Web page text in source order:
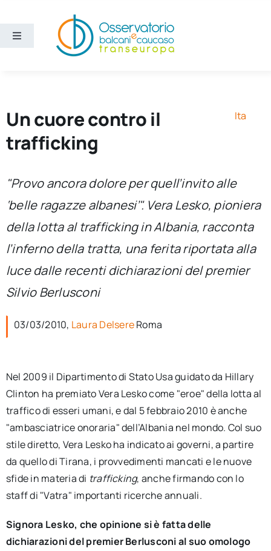
contenuto
Toggle
Ricerca e divulgazione
Sezioni
Chi siamo
per:
Un cuore contro il
trafficking
Ita
"Provo ancora dolore per quell’invito alle
‘belle ragazze albanesi’". Vera Lesko, pioniera
della lotta al trafficking in Albania, racconta
l’inferno della tratta, una ferita riportata alla
luce dalle recenti dichiarazioni del premier
Silvio Berlusconi
03/03/2010, Laura DelsereRoma
Nel 2009 il Dipartimento di Stato Usa guidato da Hillary
Clinton ha premiato Vera Lesko come "eroe" della lotta al
traffico di esseri umani, e dal 5 febbraio 2010 è anche
"ambasciatrice onoraria" dell’Albania nel mondo. Col suo
stile diretto, Vera Lesko ha indicato ai governi, a partire
da quello di Tirana, i provvedimenti mancati e le nuove
sfide in materia di trafficking, anche firmando con lo
staff di "Vatra" importanti ricerche annuali.
Signora Lesko, che opinione si è fatta delle
dichiarazioni del premier Berlusconi al suo omologo